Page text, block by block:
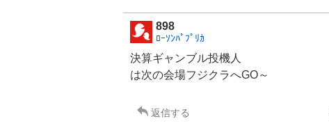
898
ﾛｰｿﾝﾊﾟﾌﾟﾘｶ
決算ギャンブル投機人
は次の会場フジクラへGO～
返信する